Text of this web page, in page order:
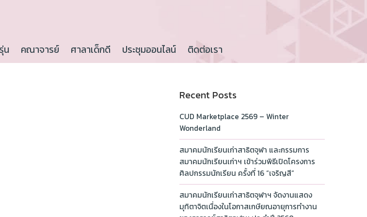
น คณาจารย์ ศาลาเด็กดี ประชุมออนไลน์ ติดต่อเรา
Recent Posts
CUD Marketplace 2569 – Winter
Wonderland
สมาคมนักเรียนเก่าสาธิตจุฬา และกรรมการ
สมาคมนักเรียนเก่าฯ เข้าร่วมพิธีเปิดโครงการ
ศิลปกรรมนักเรียน ครั้งที่ 16 “เจริญสี”
สมาคมนักเรียนเก่าสาธิตจุฬาฯ จัดงานแสดง
มุทิตาจิตเนื่องในโอกาสเกษียณอายุการทำงาน